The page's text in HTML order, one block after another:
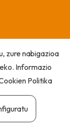
zure nabigazioa
Informazio
Politika